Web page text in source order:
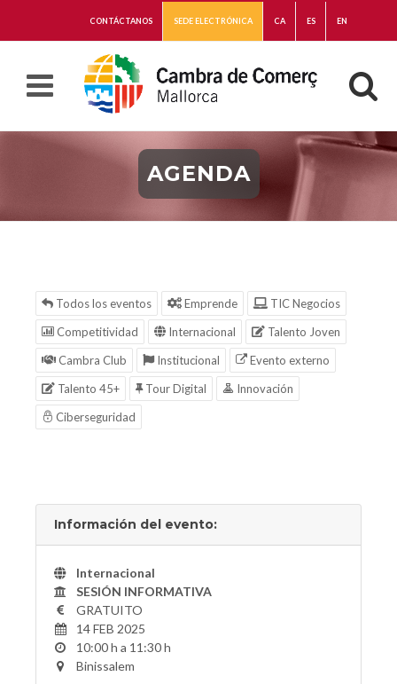
CONTÁCTANOS SEDE ELECTRÓNICA CA ES EN
AGENDA
Todos los eventos Emprende
TIC Negocios
Competitividad
Internacional
Talento Joven
Cambra Club
Institucional
Evento externo
Talento 45+
Tour Digital
Innovación
Ciberseguridad
Información del evento:
Internacional
SESIÓN INFORMATIVA
GRATUITO
14 FEB 2025
10:00 h a 11:30 h
Binissalem